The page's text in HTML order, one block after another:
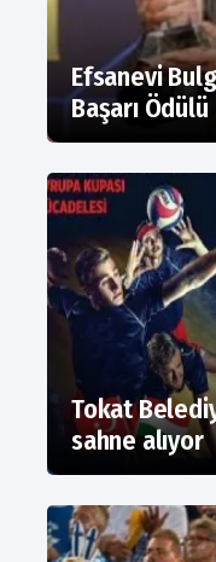
Efsanevi
Başarı Ödülü
Tokat
sahne alıyor